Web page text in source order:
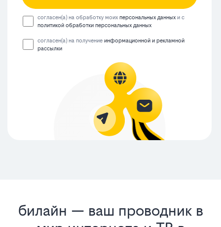
согласен(а) на обработку моихперсональных данных и с
политикой обработки персональных данных
согласен(а) на получениеинформационной и рекламной
рассылки
билайн — ваш проводник в